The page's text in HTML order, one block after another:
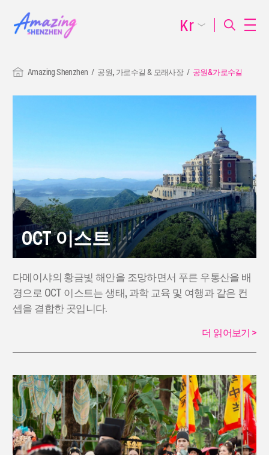
Amazing Shenzhen 공원, 가로수길 & 모래사장 공원&가로수길
OCT 이스트
다메이샤의 황금빛 해안을 조망하면서 푸른 우통산을 배
경으로 OCT 이스트는 생태, 과학 교육 및 여행과 같은 컨
셉을 결합한 곳입니다.
더 읽어보기 >
Kr